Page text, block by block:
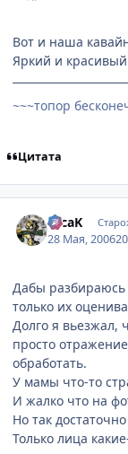
Вот и наша
Яркий и красивый
~~~топор
Цитата
TecaK
28 Мая, 2006
Дабы разбираюсь
только их
Долго я вьезжал,
просто
обработать.
У мамы что-то
И жалко что на
Но так
Только лица